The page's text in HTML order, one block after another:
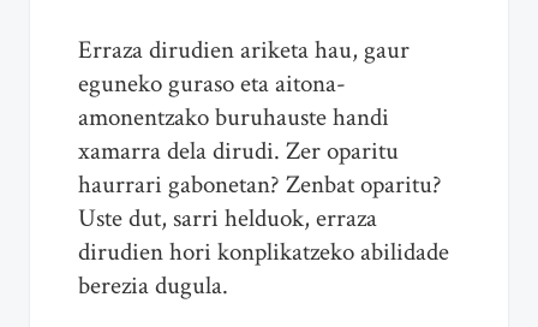
Erraza dirudien ariketa hau, gaur
eguneko guraso eta aitona-
amonentzako buruhauste handi
xamarra dela dirudi. Zer oparitu
haurrari gabonetan? Zenbat oparitu?
Uste dut, sarri helduok, erraza
dirudien hori konplikatzeko abilidade
berezia dugula.